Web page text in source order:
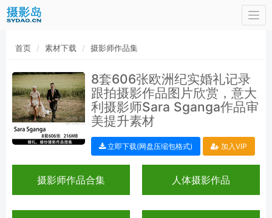
首页 素材下载 摄影师作品集
8套606张欧洲纪实婚礼记录
跟拍摄影作品图片欣赏，意大
利摄影师Sara Sganga作品审
美提升素材
立即下载(网盘压缩包格式) 加入VIP
摄影师作品合集 人体摄影作品